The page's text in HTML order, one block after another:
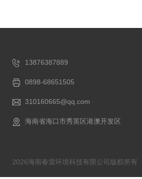
13876387889
0898-68651505
310160665@qq.com
海南省海口市秀英区港澳开发区
2026海南春雷环境科技有限公司版权所有